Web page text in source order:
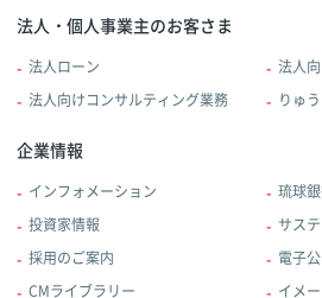
法人・個人事業主のお客さま
法人ローン
法人
法人向けコンサルティング業務
りゅ
企業情報
インフォメーション
琉球
投資家情報
サス
採用のご案内
電子
CMライブラリー
イメ